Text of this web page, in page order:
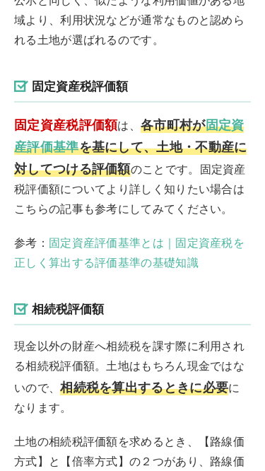
域より、利用状況などが通常なものと認めら
れる土地が選ばれるのです。
固定資産税評価額
固定資産税評価額は、各市町村が固定資
産評価基準を基にして、土地・不動産に
対してつける評価額のことです。固定資産
税評価額についてより詳しく知りたい場合は
こちらの記事も参考にしてみてください。
参考： 固定資産評価基準とは｜固定資産税を
正しく算出する評価基準の基礎知識
相続税評価額
現金以外の財産へ相続税を課す際に利用され
る相続税評価額。土地はもちろん現金ではな
いので、相続税を算出するときに必要に
なります。
土地の相続税評価額を求めるとき、【路線価
方式】と【倍率方式】の２つがあり、路線価